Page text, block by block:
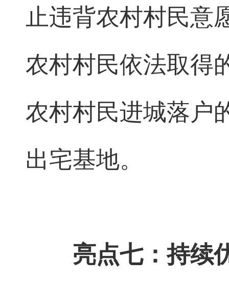
止违背农村村民意
农村村民依法取得
农村村民进城落户
出宅基地。
亮点七：持续